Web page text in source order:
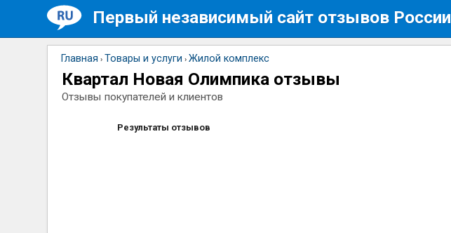
Первый независимый сайт отзывов России
Главная › Товары и услуги ›Жилой комплекс
Квартал Новая Олимпика отзывы
Отзывы покупателей и клиентов
Результаты отзывов